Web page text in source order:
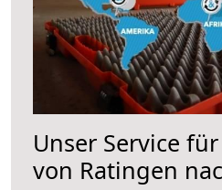
Unser Service
von Ratingen